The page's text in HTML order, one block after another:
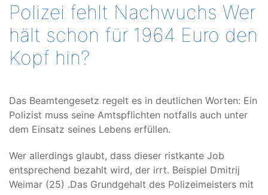
Polizei fehlt Nachwuchs Wer
hält schon für 1964 Euro den
Kopf hin?
Das Beamtengesetz regelt es in deutlichen Worten: Ein
Polizist muss seine Amtspflichten notfalls auch unter
dem Einsatz seines Lebens erfüllen.
Wer allerdings glaubt, dass dieser ristkante Job
entsprechend bezahlt wird, der irrt. Beispiel Dmitrij
Weimar (25) .Das Grundgehalt des Polizeimeisters mit